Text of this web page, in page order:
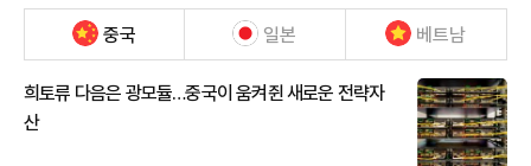
중국 일본 베트남
희토류 다음은 광모듈…중국이 움켜쥔 새로운 전략자
산